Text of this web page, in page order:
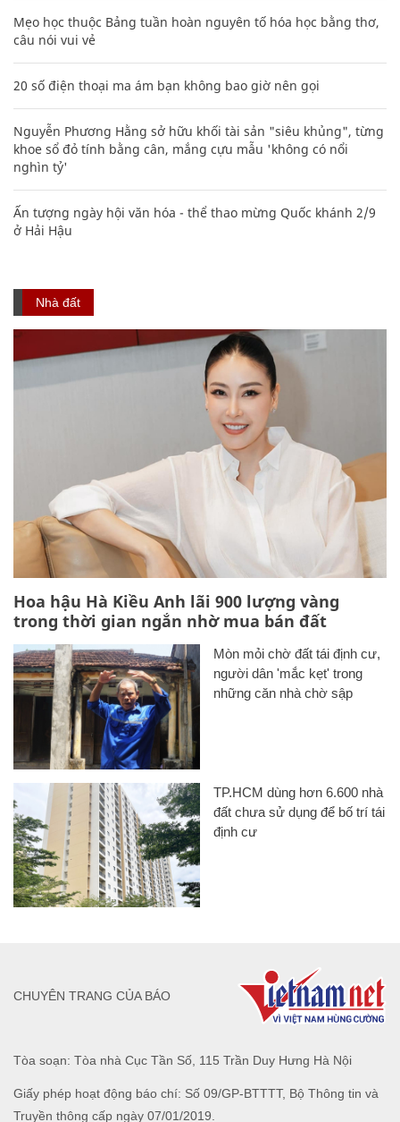
Mẹo học thuộc Bảng tuần hoàn nguyên tố hóa học bằng thơ,
câu nói vui vẻ
20 số điện thoại ma ám bạn không bao giờ nên gọi
Nguyễn Phương Hằng sở hữu khối tài sản "siêu khủng", từng
khoe sổ đỏ tính bằng cân, mắng cựu mẫu 'không có nổi
nghìn tỷ'
Ấn tượng ngày hội văn hóa - thể thao mừng Quốc khánh 2/9
ở Hải Hậu
Nhà đất
Hoa hậu Hà Kiều Anh lãi 900 lượng vàng
trong thời gian ngắn nhờ mua bán đất
Mòn mỏi chờ đất tái định cư,
người dân 'mắc kẹt' trong
những căn nhà chờ sập
TP.HCM dùng hơn 6.600 nhà
đất chưa sử dụng để bố trí tái
định cư
Tòa soạn: Tòa nhà Cục Tần Số, 115 Trần Duy Hưng Hà Nội
Giấy phép hoạt động báo chí: Số 09/GP-BTTTT, Bộ Thông tin và
Truyền thông cấp ngày 07/01/2019.
CHUYÊN TRANG CỦA BÁO